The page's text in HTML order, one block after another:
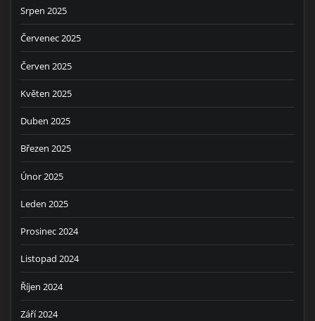
Srpen 2025
Červenec 2025
Červen 2025
Květen 2025
Duben 2025
Březen 2025
Únor 2025
Leden 2025
Prosinec 2024
Listopad 2024
Říjen 2024
Září 2024